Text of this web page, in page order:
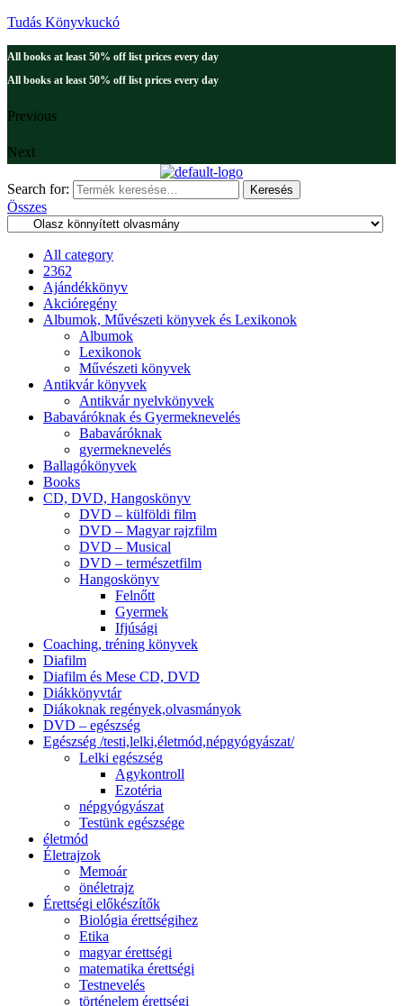
Tudás Könyvkuckó
All books at least 50% off list prices every day
All books at least 50% off list prices every day
Previous
Next
Search for: Keresés
Összes
All category
2362
Ajándékkönyv
Akcióregény
Albumok, Művészeti könyvek és Lexikonok
Albumok
Lexikonok
Művészeti könyvek
Antikvár könyvek
Antikvár nyelvkönyvek
Babaváróknak és Gyermeknevelés
Babaváróknak
gyermeknevelés
Ballagókönyvek
Books
CD, DVD, Hangoskönyv
DVD – külföldi film
DVD – Magyar rajzfilm
DVD – Musical
DVD – természetfilm
Hangoskönyv
Felnőtt
Gyermek
Ifjúsági
Coaching, tréning könyvek
Diafilm
Diafilm és Mese CD, DVD
Diákkönyvtár
Diákoknak regények,olvasmányok
DVD – egészség
Egészség /testi,lelki,életmód,népgyógyászat/
Lelki egészség
Agykontroll
Ezotéria
népgyógyászat
Testünk egészsége
életmód
Életrajzok
Memoár
önéletrajz
Érettségi előkészítők
Biológia érettségihez
Etika
magyar érettségi
matematika érettségi
Testnevelés
történelem érettségi